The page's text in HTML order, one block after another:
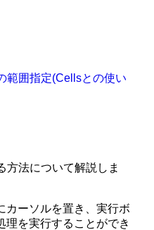
範囲指定(Cellsとの使い
方法について解説しま
カーソルを置き、実行ボ
理を実行することができ